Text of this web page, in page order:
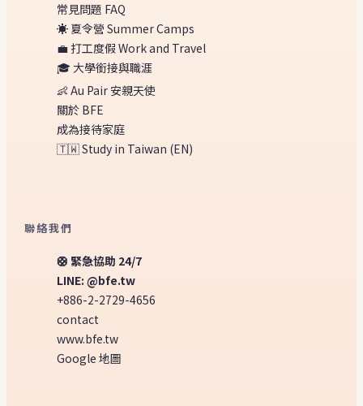
常見問題 FAQ
☀️ 夏令營 Summer Camps
💼 打工度假 Work and Travel
🎓 大學銜接與職涯
👶 Au Pair 安親天使
關於 BFE
成為接待家庭
🇹🇼 Study in Taiwan (EN)
聯絡我們
🛟 緊急協助 24/7
LINE: @bfe.tw
+886-2-2729-4656
contact
www.bfe.tw
Google 地圖